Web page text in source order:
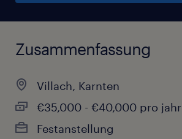
Zusammenfassung
Villach, Karnten
€35,000 - €40,000 pro jahr
Festanstellung